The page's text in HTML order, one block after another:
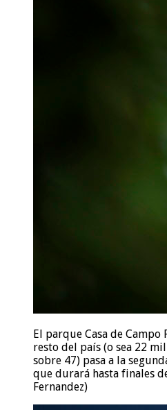
El parque Casa de Campo
resto del país (o sea 22
sobre 47) pasa a la
que durará hasta finales
Fernandez)